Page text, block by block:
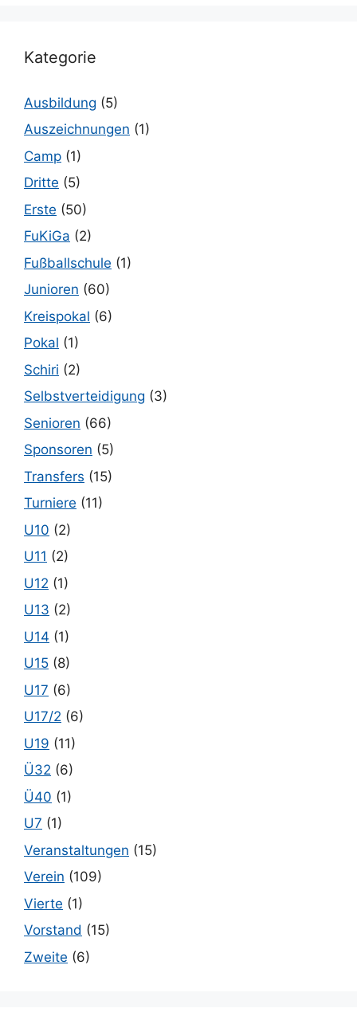
Kategorie
Ausbildung (5)
Auszeichnungen (1)
Camp (1)
Dritte (5)
Erste (50)
FuKiGa (2)
Fußballschule (1)
Junioren (60)
Kreispokal (6)
Pokal (1)
Schiri (2)
Selbstverteidigung (3)
Senioren (66)
Sponsoren (5)
Transfers (15)
Turniere (11)
U10 (2)
U11 (2)
U12 (1)
U13 (2)
U14 (1)
U15 (8)
U17 (6)
U17/2 (6)
U19 (11)
Ü32 (6)
Ü40 (1)
U7 (1)
Veranstaltungen (15)
Verein (109)
Vierte (1)
Vorstand (15)
Zweite (6)